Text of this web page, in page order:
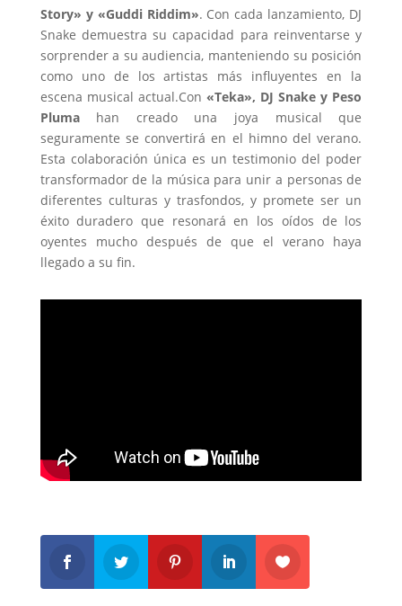
Story» y «Guddi Riddim». Con cada lanzamiento, DJ
Snake demuestra su capacidad para reinventarse y
sorprender a su audiencia, manteniendo su posición
como uno de los artistas más influyentes en la
escena musical actual.Con «Teka», DJ Snake y Peso
Plumahan creado una joya musical que
seguramente se convertirá en el himno del verano.
Esta colaboración única es un testimonio del poder
transformador de la música para unir a personas de
diferentes culturas y trasfondos, y promete ser un
éxito duradero que resonará en los oídos de los
oyentes mucho después de que el verano haya
llegado a su fin.